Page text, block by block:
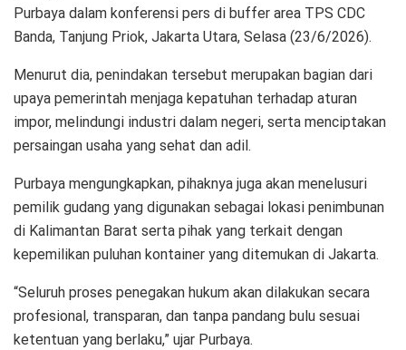
Purbaya dalam konferensi pers di buffer area TPS CDC
Banda, Tanjung Priok, Jakarta Utara, Selasa (23/6/2026).
Menurut dia, penindakan tersebut merupakan bagian dari
upaya pemerintah menjaga kepatuhan terhadap aturan
impor, melindungi industri dalam negeri, serta menciptakan
persaingan usaha yang sehat dan adil.
Purbaya mengungkapkan, pihaknya juga akan menelusuri
pemilik gudang yang digunakan sebagai lokasi penimbunan
di Kalimantan Barat serta pihak yang terkait dengan
kepemilikan puluhan kontainer yang ditemukan di Jakarta.
“Seluruh proses penegakan hukum akan dilakukan secara
profesional, transparan, dan tanpa pandang bulu sesuai
ketentuan yang berlaku,” ujar Purbaya.